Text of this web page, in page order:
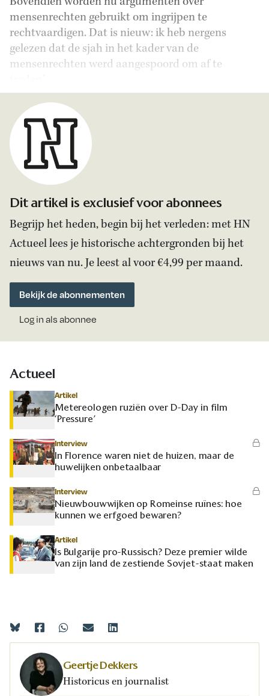
mensenrechten gebruikt om ingrijpen te
rechtvaardigen. Dat is nieuw: ik heb nergens
gelezen dat de sjah in het kader van de
mensenrechten werd aangespoord om af te
Dit artikel is exclusief voor abonnees
Begrijp het heden, begin bij het verleden: met HN
Actueel lees je historische achtergronden bij het
nieuws van nu. Je leest al voor €4,99 per maand.
Bekijk de abonnementen
Log in als abonnee
Actueel
Artikel
Metereologen ruziën over D-Day in film
‘Pressure’
Interview
In Florence waren niet de huizen, maar de
huwelijken onbetaalbaar
Interview
Nieuwbouwwijken op Romeinse ruïnes: hoe
kunnen we erfgoed bewaren?
Artikel
Is Bulgarije pro-Russisch? Deze premier wilde
van zijn land de zestiende Sovjet-staat maken
Geertje Dekkers
Historicus en journalist